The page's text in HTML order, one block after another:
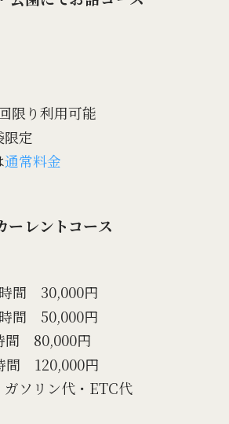
限り利用可能
限定
通常料金
ーレントコース
間 30,000円
間 50,000円
間 80,000円
間 120,000円
ガソリン代・ETC代